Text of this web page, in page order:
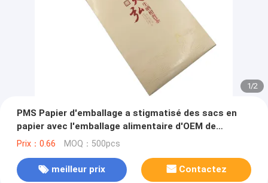
1/2
PMS Papier d'emballage a stigmatisé des sacs en
papier avec l'emballage alimentaire d'OEM de
poignée
Prix：0.66 MOQ：500pcs
meilleur prix Contactez